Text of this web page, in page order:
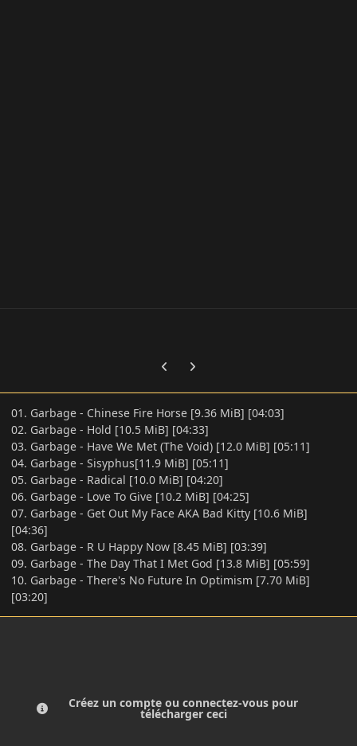
Previous carousel slide
Next carousel slide
01. Garbage - Chinese Fire Horse [9.36 MiB] [04:03]
02. Garbage - Hold [10.5 MiB] [04:33]
03. Garbage - Have We Met (The Void) [12.0 MiB] [05:11]
04. Garbage - Sisyphus[11.9 MiB] [05:11]
05. Garbage - Radical [10.0 MiB] [04:20]
06. Garbage - Love To Give [10.2 MiB] [04:25]
07. Garbage - Get Out My Face AKA Bad Kitty [10.6 MiB]
[04:36]
08. Garbage - R U Happy Now [8.45 MiB] [03:39]
09. Garbage - The Day That I Met God [13.8 MiB] [05:59]
10. Garbage - There's No Future In Optimism [7.70 MiB]
[03:20]
Créez un compte ou connectez-vous pour
télécharger ceci